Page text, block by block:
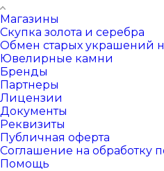
Магазины
Скупка золота и серебра
Обмен старых украшений
Ювелирные камни
Бренды
Партнеры
Лицензии
Документы
Реквизиты
Публичная оферта
Соглашение на обработку
Помощь